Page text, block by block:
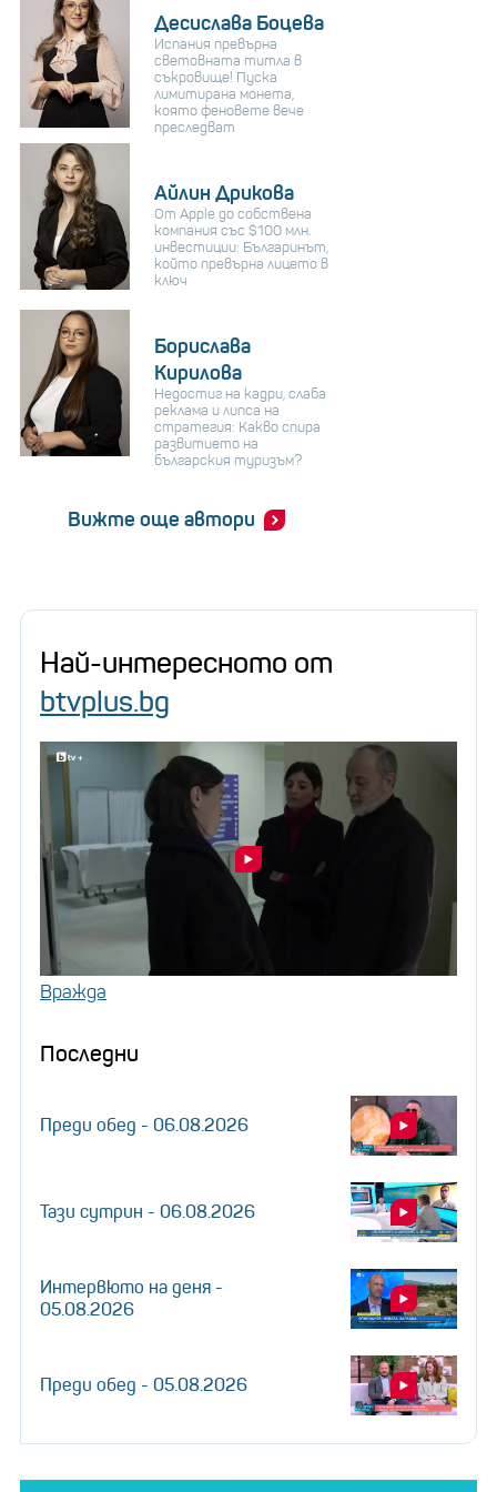
Десислава Боцева
Испания превърна
световната титла в
съкровище! Пуска
лимитирана монета,
която феновете вече
преследват
Айлин Дрикова
От Apple до собствена
компания със $100 млн.
инвестиции: Българинът,
който превърна лицето в
ключ
Борислава
Кирилова
Недостиг на кадри, слаба
реклама и липса на
стратегия: Какво спира
развитието на
българския туризъм?
Вижте още автори
Най-интересното от
btvplus.bg
Вражда
Последни
Преди обед - 06.08.2026
Тази сутрин - 06.08.2026
Интервюто на деня -
05.08.2026
Преди обед - 05.08.2026